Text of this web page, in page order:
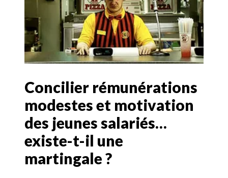
Concilier rémunérations
modestes et motivation
des jeunes salariés…
existe-t-il une
martingale ?